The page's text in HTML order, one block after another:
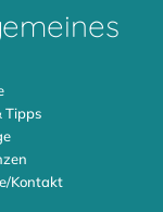
Tipps
Kontakt